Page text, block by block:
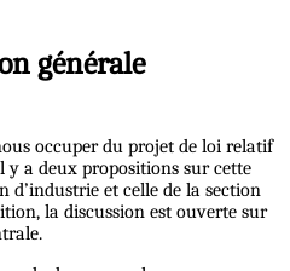
générale
occuper du projet de loi relatif
y a deux propositions sur cette
d’industrie et celle de la section
la discussion est ouverte sur